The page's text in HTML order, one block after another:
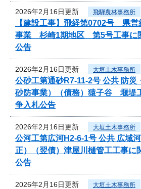
2026年2月16日更新 飛騨農林事務所
【建設工事】飛経第0702号 県営
事業 杉崎1期地区 第5号工事に
公告
2026年2月16日更新 大垣土木事務所
公砂工第通砂R7-11-2号 公共 防災
砂防事業）（債務）猿子谷 堰堤
争入札公告
2026年2月16日更新 大垣土木事務所
公河工第広河H2-6-1号 公共 広域
正）（翌債）津屋川樋管工工事に
公告
2026年2月16日更新 大垣土木事務所